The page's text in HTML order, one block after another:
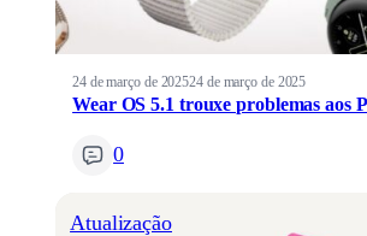
24 de março de 202524 de março de 2025
Wear OS 5.1 trouxe problemas aos
0
Atualização